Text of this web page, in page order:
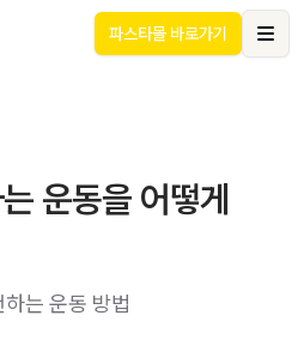
파스타몰 바로가기
운동을 어떻게
는 운동 방법